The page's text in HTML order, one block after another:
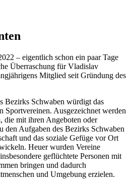
– eigentlich schon ein paar Tage
Überraschung für Vladislav
Mitglied seit Gründung des
Bezirks Schwaben würdigt das
Sportvereinen. Ausgezeichnet werden
die mit ihren Angeboten oder
den Aufgaben des Bezirks Schwaben
und das soziale Gefüge vor Ort
Heuer wurden Vereine
geflüchtete Personen mit
bringen und dadurch
und Umgebung erzielen.